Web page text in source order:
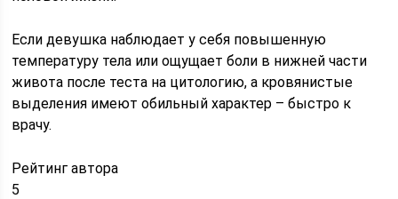
Если девушка наблюдает у себя повышенную
температуру тела или ощущает боли в нижней части
живота после теста на цитологию, а кровянистые
выделения имеют обильный характер – быстро к
врачу.
Рейтинг автора
5